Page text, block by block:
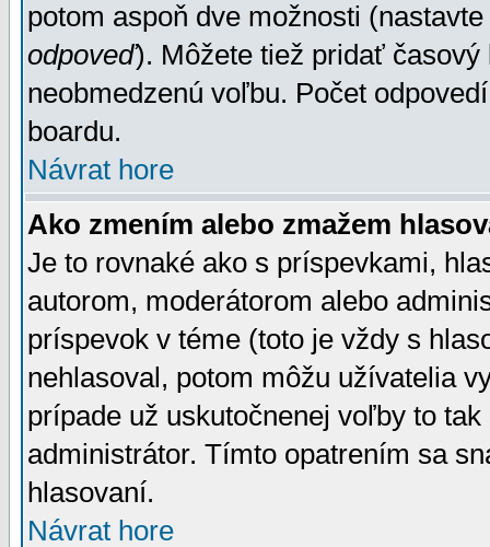
potom aspoň dve možnosti
odpoveď). Môžete tiež pridať
neobmedzenú voľbu. Počet
boardu.
Návrat hore
Ako zmením alebo zmažem
Je to rovnaké ako s príspevkami,
autorom, moderátorom alebo
príspevok v téme (toto je vždy s
nehlasoval, potom môžu užívatelia
prípade už uskutočnenej voľby to
administrátor. Tímto opatrením sa
hlasovaní.
Návrat hore